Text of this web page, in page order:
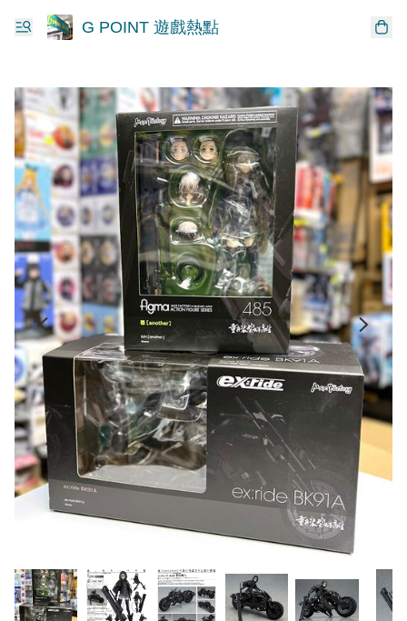
G POINT 遊戲熱點